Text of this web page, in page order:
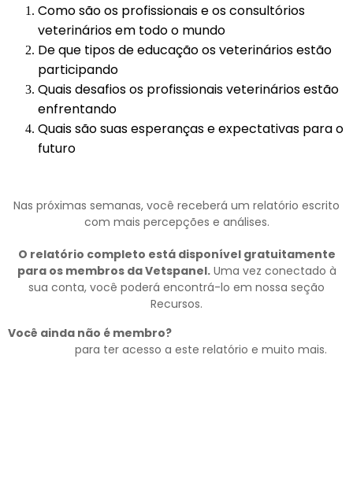
Como são os profissionais e os consultórios
veterinários em todo o mundo
De que tipos de educação os veterinários estão
participando
Quais desafios os profissionais veterinários estão
enfrentando
Quais são suas esperanças e expectativas para o
futuro
Nas próximas semanas, você receberá um relatório escrito
com mais percepções e análises.
O relatório completo está disponível gratuitamente
para os membros da Vetspanel.Uma vez conectado à
sua conta, você poderá encontrá-lo em nossa seção
Recursos.
Você ainda não é membro?
para ter acesso a este relatório e muito mais.